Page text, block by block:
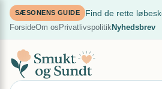
SpringSÆSONENS GUIDE Find de rette
ForsideOm os PrivatlivspolitikNyhedsbrev